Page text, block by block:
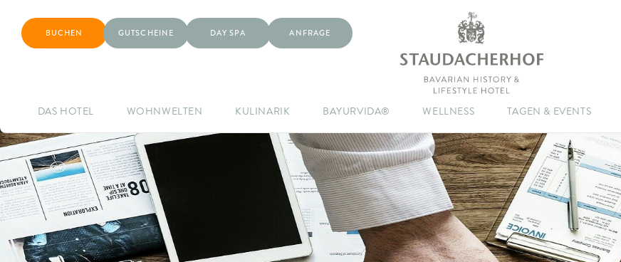
BUCHEN GUTSCHEINE DAY SPA ANFRAGE
DAS HOTEL WOHNWELTEN KULINARIK BAYURVIDA® WELLNESS TAGEN & EVENTS